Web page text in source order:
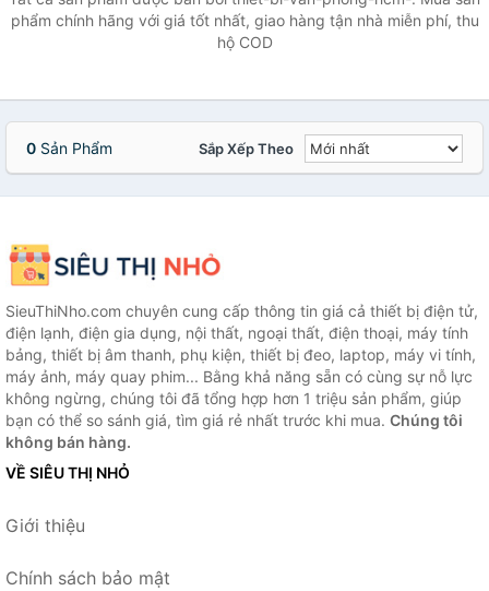
phẩm chính hãng với giá tốt nhất, giao hàng tận nhà miễn phí, thu
hộ COD
0 Sản Phẩm Sắp Xếp Theo
SieuThiNho.com chuyên cung cấp thông tin giá cả thiết bị điện tử,
điện lạnh, điện gia dụng, nội thất, ngoại thất, điện thoại, máy tính
bảng, thiết bị âm thanh, phụ kiện, thiết bị đeo, laptop, máy vi tính,
máy ảnh, máy quay phim... Bằng khả năng sẵn có cùng sự nỗ lực
không ngừng, chúng tôi đã tổng hợp hơn 1 triệu sản phẩm, giúp
bạn có thể so sánh giá, tìm giá rẻ nhất trước khi mua. Chúng tôi
không bán hàng.
VỀ SIÊU THỊ NHỎ
Giới thiệu
Chính sách bảo mật